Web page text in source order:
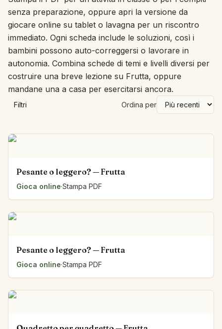
senza preparazione, oppure apri la versione da
giocare online su tablet o lavagna per un riscontro
immediato. Ogni scheda include le soluzioni, così i
bambini possono auto-correggersi o lavorare in
autonomia. Combina schede di temi e livelli diversi per
costruire una breve lezione su Frutta, oppure
mandane una a casa per esercitarsi ancora.
Filtri Ordina per
Pesante o leggero? — Frutta
Gioca online·Stampa PDF
Pesante o leggero? — Frutta
Gioca online·Stampa PDF